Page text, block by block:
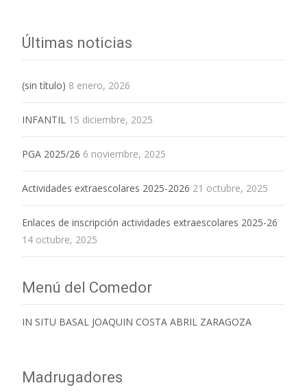
Últimas noticias
(sin título) 8 enero, 2026
INFANTIL 15 diciembre, 2025
PGA 2025/26 6 noviembre, 2025
Actividades extraescolares 2025-2026 21 octubre, 2025
Enlaces de inscripción actividades extraescolares 2025-26
14 octubre, 2025
Menú del Comedor
IN SITU BASAL JOAQUIN COSTA ABRIL ZARAGOZA
Madrugadores